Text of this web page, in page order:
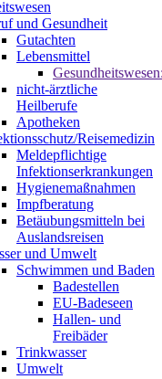
und Gesundheit
Gutachten
Lebensmittel
nicht-ärztliche
Heilberufe
Apotheken
Reisemedizin
Meldepflichtige
Infektionserkrankungen
Hygienemaßnahmen
Impfberatung
Betäubungsmitteln bei
Auslandsreisen
und Umwelt
Schwimmen und Baden
Badestellen
EU-Badeseen
Hallen- und
Freibäder
Trinkwasser
Umwelt